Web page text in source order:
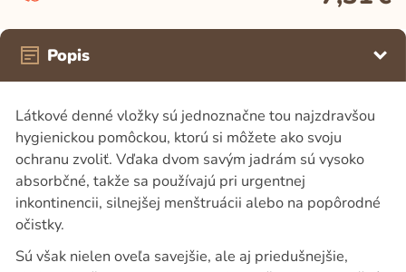
Popis
Látkové denné vložky sú jednoznačne tou najzdravšou
hygienickou pomôckou, ktorú si môžete ako svoju
ochranu zvoliť. Vďaka dvom savým jadrám sú vysoko
absorbčné, takže sa používajú pri urgentnej
inkontinencii, silnejšej menštruácii alebo na popôrodné
očistky.
Sú však nielen oveľa savejšie, ale aj priedušnejšie,